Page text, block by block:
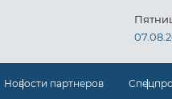
Новости партнеров